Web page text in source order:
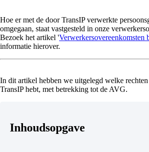
Hoe er met de door TransIP verwerkte
omgegaan, staat vastgesteld in onze
Bezoek het artikel 'Verwerkersovereenkomsten
informatie hierover.
In dit artikel hebben we uitgelegd welke
TransIP hebt, met betrekking tot de AVG.
Inhoudsopgave